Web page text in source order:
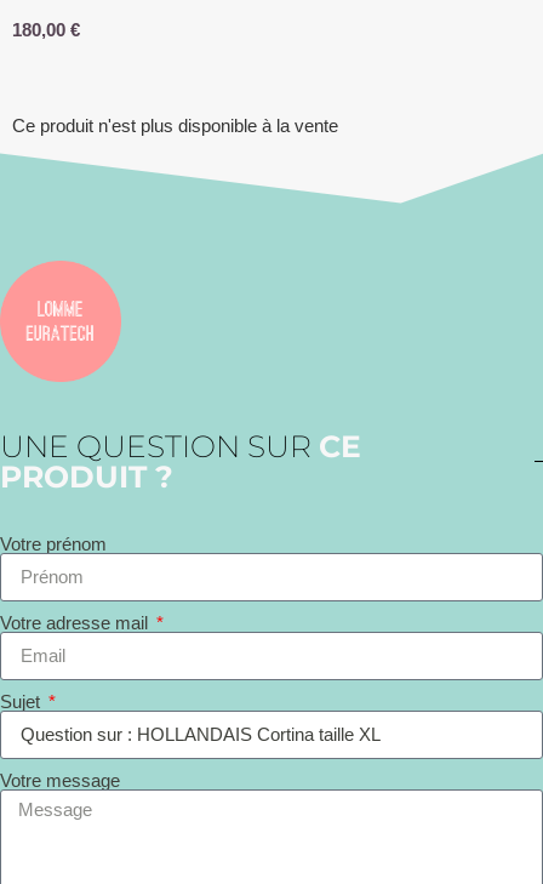
180,00 €
Ce produit n'est plus disponible à la vente
UNE QUESTION SUR CE
PRODUIT ?
Votre prénom
Votre adresse mail
Sujet
Votre message